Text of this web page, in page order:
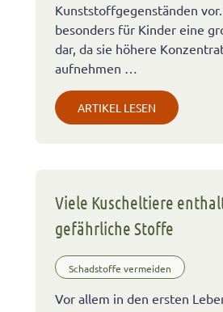
Kunststoffgegenständen
besonders für Kinder eine
dar, da sie höhere
aufnehmen …
ARTIKEL LESEN
Viele Kuscheltiere
gefährliche Stoffe
Schadstoffe vermeiden
Vor allem in den ersten